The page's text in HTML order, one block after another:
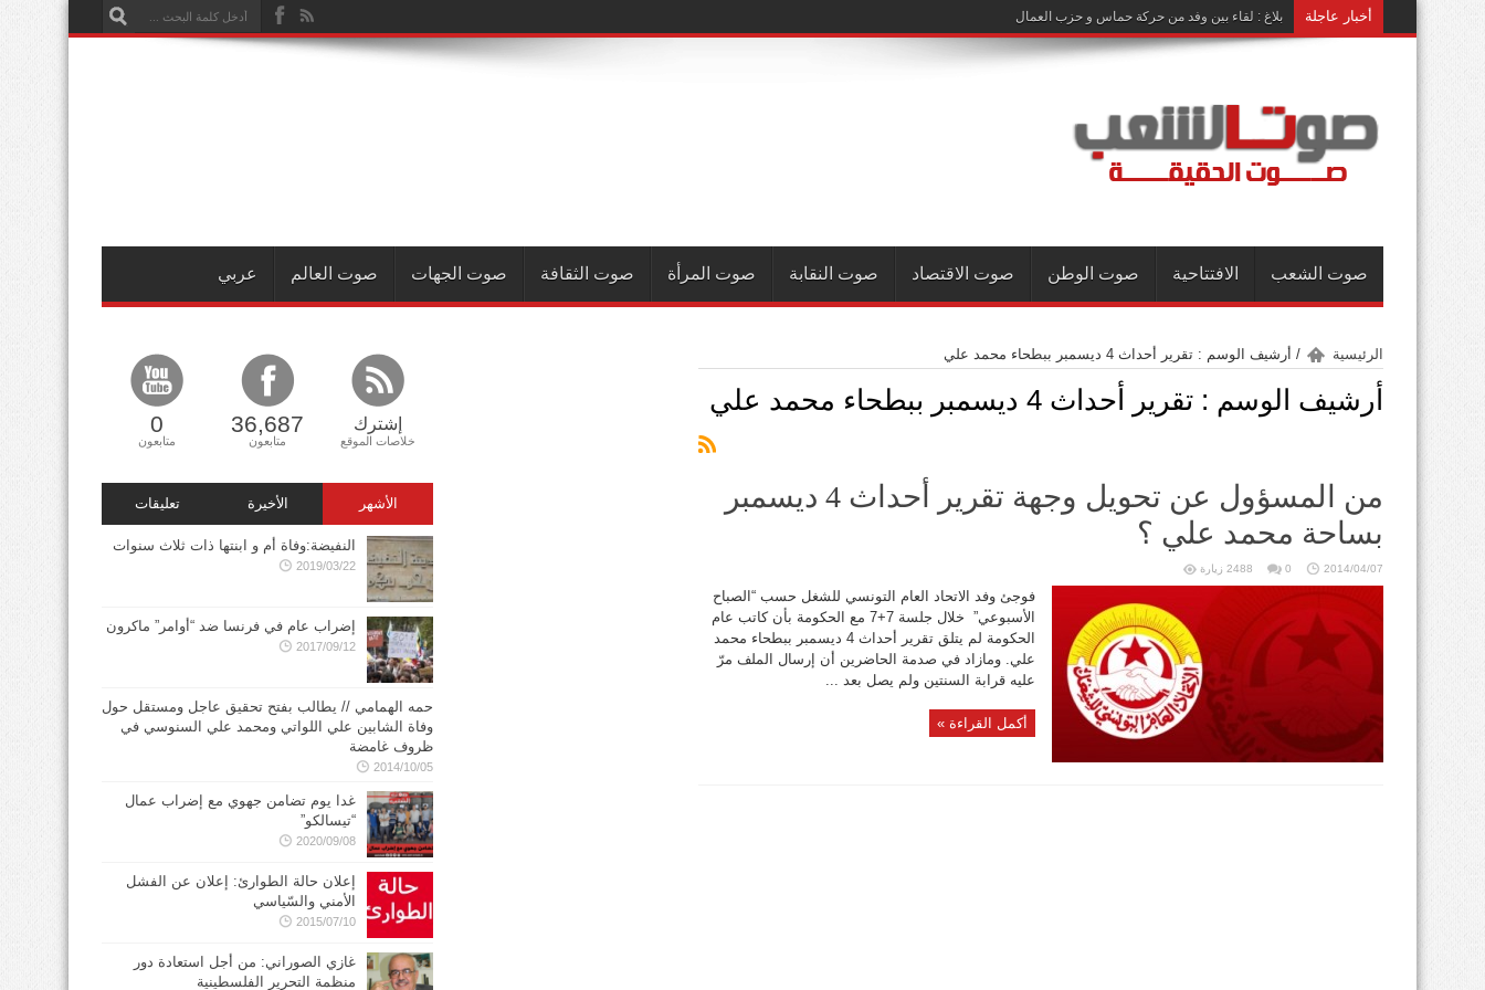
أخبار عاجلة بلاغ : لقاء بين وفد من حركة حماس و حزب العمال
صوت الشعب الافتتاحية صوت الوطن صوت الاقتصاد صوت النقابة صوت المرأة صوت الثقافة صوت الجهات صوت العالم عربي
الرئيسية / أرشيف الوسم : تقرير أحداث 4 ديسمبر ببطحاء محمد علي
أرشيف الوسم : تقرير أحداث 4 ديسمبر ببطحاء محمد علي
من المسؤول عن تحويل وجهة تقرير أحداث 4 ديسمبر
بساحة محمد علي ؟
2014/04/07
0 2488 زيارة
فوجئ وفد الاتحاد العام التونسي للشغل حسب “الصباح
الأسبوعي” خلال جلسة 7+7 مع الحكومة بأن كاتب عام
الحكومة لم يتلق تقرير أحداث 4 ديسمبر ببطحاء محمد
علي. ومازاد في صدمة الحاضرين أن إرسال الملف مرّ
عليه قرابة السنتين ولم يصل بعد ...
أكمل القراءة »
إشترك
خلاصات الموقع
36,687
متابعون
0
متابعون
الأشهر الأخيرة تعليقات
النفيضة:وفاة أم و ابنتها ذات ثلاث سنوات
2019/03/22
إضراب عام في فرنسا ضد “أوامر” ماكرون
2017/09/12
حمه الهمامي // يطالب بفتح تحقيق عاجل ومستقل حول
وفاة الشابين علي اللواتي ومحمد علي السنوسي في
ظروف غامضة
2014/10/05
غدا يوم تضامن جهوي مع إضراب عمال
“تيسالكو”
2020/09/08
إعلان حالة الطوارئ: إعلان عن الفشل
الأمني والسّياسي
2015/07/10
غازي الصوراني: من أجل استعادة دور
منظمة التحرير الفلسطينية